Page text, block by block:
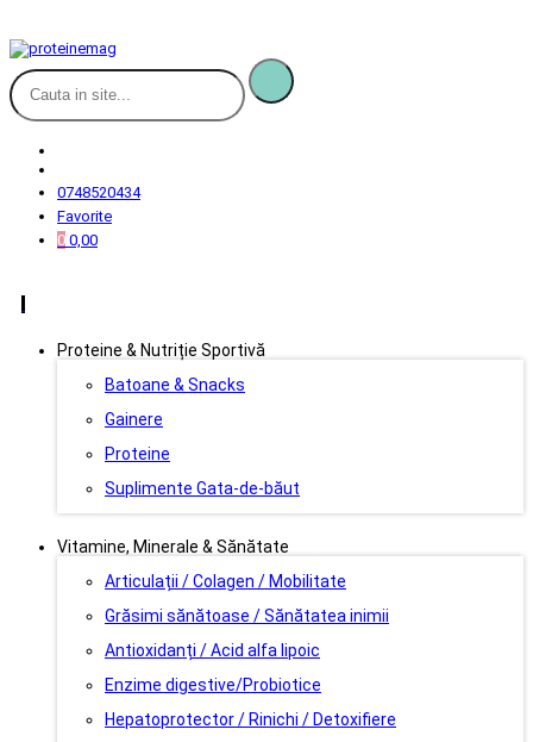
0748520434
Favorite
0 0,00
Proteine & Nutriție Sportivă
Batoane & Snacks
Gainere
Proteine
Suplimente Gata-de-băut
Vitamine, Minerale & Sănătate
Articulații / Colagen / Mobilitate
Grăsimi sănătoase / Sănătatea inimii
Antioxidanți / Acid alfa lipoic
Enzime digestive/Probiotice
Hepatoprotector / Rinichi / Detoxifiere